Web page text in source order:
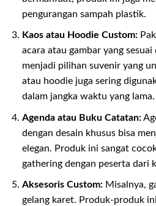
pengurangan sampah plastik.
Kaos atau Hoodie Custom:
acara atau gambar yang
menjadi pilihan suvenir yang
atau hoodie juga sering
dalam jangka waktu yang lama.
Agenda atau Buku Catatan:
dengan desain khusus bisa
elegan. Produk ini sangat
gathering dengan peserta dari
Aksesoris Custom:Misalnya,
gelang karet. Produk-produk